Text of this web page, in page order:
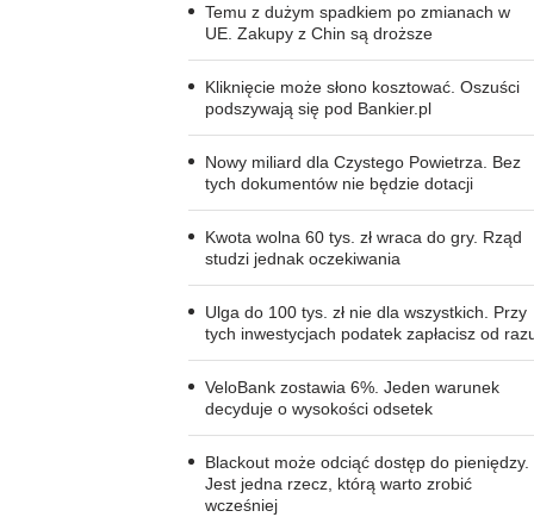
Temu z dużym spadkiem po zmianach w
UE. Zakupy z Chin są droższe
Kliknięcie może słono kosztować. Oszuści
podszywają się pod Bankier.pl
Nowy miliard dla Czystego Powietrza. Bez
tych dokumentów nie będzie dotacji
Kwota wolna 60 tys. zł wraca do gry. Rząd
studzi jednak oczekiwania
Ulga do 100 tys. zł nie dla wszystkich. Przy
tych inwestycjach podatek zapłacisz od
VeloBank zostawia 6%. Jeden warunek
decyduje o wysokości odsetek
Blackout może odciąć dostęp do pieniędzy.
Jest jedna rzecz, którą warto zrobić
wcześniej